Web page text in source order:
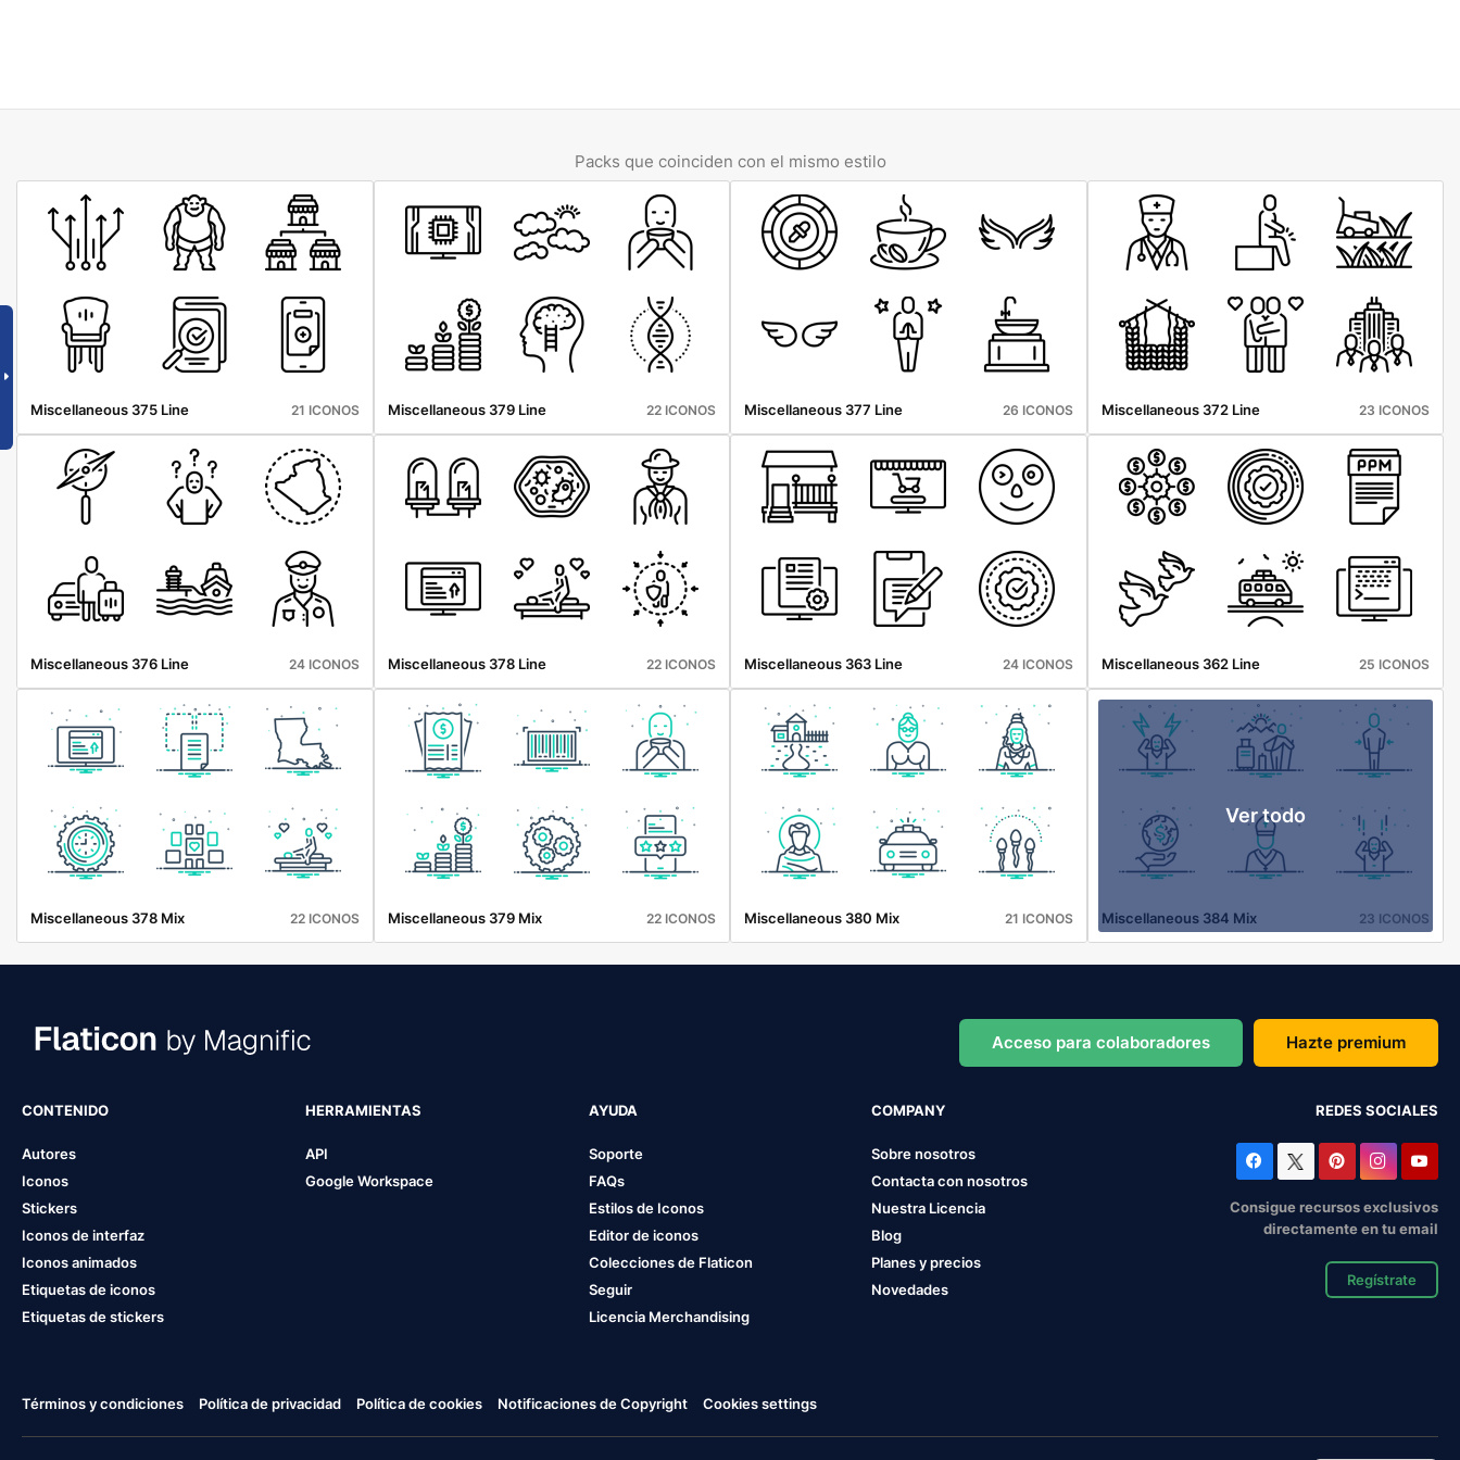
Packs que coinciden con el mismo estilo
Miscellaneous 375 Line 21 ICONOS Miscellaneous 379 Line 22 ICONOS Miscellaneous 377 Line 26 ICONOS Miscellaneous 372 Line 23 ICONOS
Miscellaneous 376 Line 24 ICONOS Miscellaneous 378 Line 22 ICONOS Miscellaneous 363 Line 24 ICONOS Miscellaneous 362 Line 25 ICONOS
Miscellaneous 378 Mix 22 ICONOS Miscellaneous 379 Mix 22 ICONOS Miscellaneous 380 Mix 21 ICONOS
Ver todo
Miscellaneous 384 Mix 23 ICONOS
Acceso para colaboradores Hazte premium
CONTENIDO
Autores
Iconos
Stickers
Iconos de interfaz
Iconos animados
Etiquetas de iconos
Etiquetas de stickers
HERRAMIENTAS
API
Google Workspace
AYUDA
Soporte
FAQs
Estilos de Iconos
Editor de iconos
Colecciones de Flaticon
Seguir
Licencia Merchandising
COMPANY
Sobre nosotros
Contacta con nosotros
Nuestra Licencia
Blog
Planes y precios
Novedades
REDES SOCIALES
Consigue recursos exclusivos
directamente en tu email
Regístrate
Términos y condiciones Política de privacidad Política de cookies Notificaciones de Copyright Cookies settings